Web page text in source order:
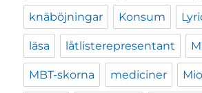
knäböjningar Konsum
läsa låtlisterepresentant
MBT-skorna mediciner Mio